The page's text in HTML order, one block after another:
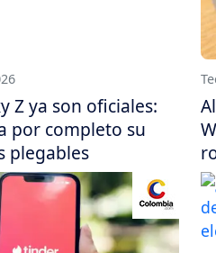
Z ya son oficiales:
por completo su
plegables